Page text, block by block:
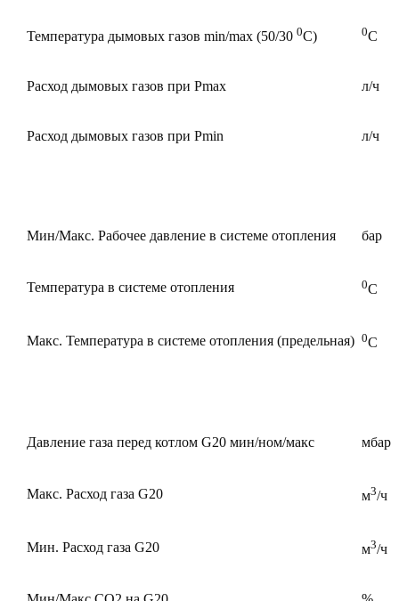
Температура дымовых газов min/max (50/30 0С) 0С
Расход дымовых газов при Pmax л/ч
Расход дымовых газов при Pmin л/ч
Мин/Макс. Рабочее давление в системе отопления бар
Температура в системе отопления 0С
Макс. Температура в системе отопления (предельная) 0С
Давление газа перед котлом G20 мин/ном/макс мбар
Макс. Расход газа G20 м3/ч
Мин. Расход газа G20 м3/ч